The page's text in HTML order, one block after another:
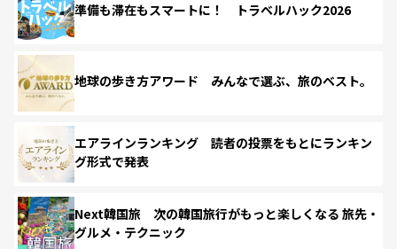
準備も滞在もスマートに！ トラベルハック2026
地球の歩き方アワード みんなで選ぶ、旅のベスト。
エアラインランキング 読者の投票をもとにランキン
グ形式で発表
Next韓国旅 次の韓国旅行がもっと楽しくなる 旅先・
グルメ・テクニック